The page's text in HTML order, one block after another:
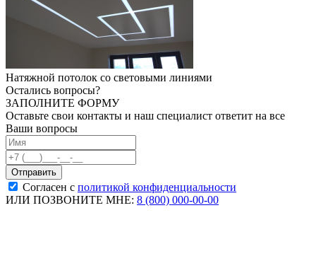
Натяжной потолок со световыми линиями
Остались вопросы?
ЗАПОЛНИТЕ ФОРМУ
Оставьте свои контакты и наш специалист ответит на все
Ваши вопросы
Согласен с политикой конфиденциальности
ИЛИ ПОЗВОНИТЕ МНЕ: 8 (800) 000-00-00